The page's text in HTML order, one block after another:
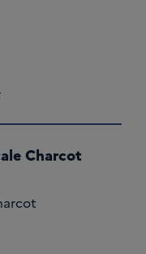
Charcot